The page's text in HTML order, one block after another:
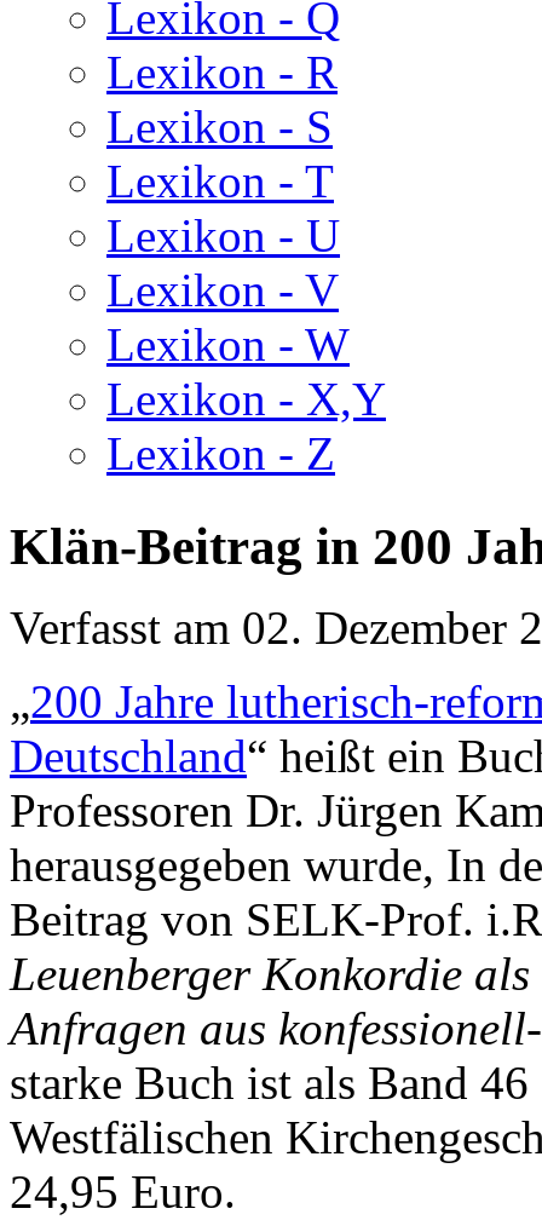
Lexikon - Q
Lexikon - R
Lexikon - S
Lexikon - T
Lexikon - U
Lexikon - V
Lexikon - W
Lexikon - X,Y
Lexikon - Z
Klän-Beitrag in 200
Verfasst am 02. Dezember
„200 Jahre lutherisch-
Deutschland“ heißt ein
Professoren Dr. Jürgen
herausgegeben wurde, In
Beitrag von SELK-Prof.
Leuenberger Konkordie
Anfragen aus
starke Buch ist als Band
Westfälischen
24,95 Euro.